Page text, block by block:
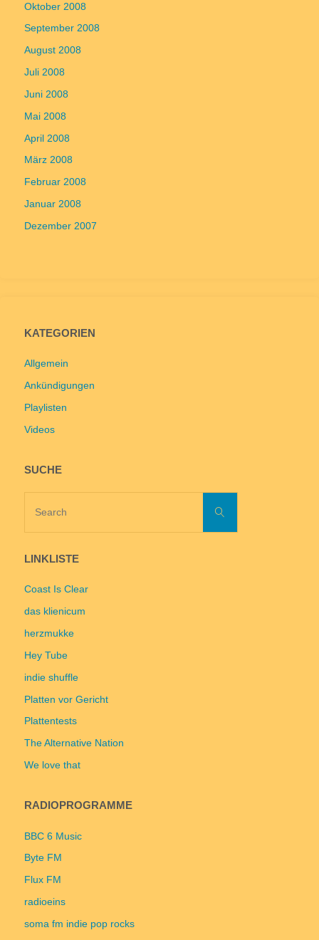
Oktober 2008
September 2008
August 2008
Juli 2008
Juni 2008
Mai 2008
April 2008
März 2008
Februar 2008
Januar 2008
Dezember 2007
KATEGORIEN
Allgemein
Ankündigungen
Playlisten
Videos
SUCHE
Search
LINKLISTE
Coast Is Clear
das klienicum
herzmukke
Hey Tube
indie shuffle
Platten vor Gericht
Plattentests
The Alternative Nation
We love that
RADIOPROGRAMME
BBC 6 Music
Byte FM
Flux FM
radioeins
soma fm indie pop rocks